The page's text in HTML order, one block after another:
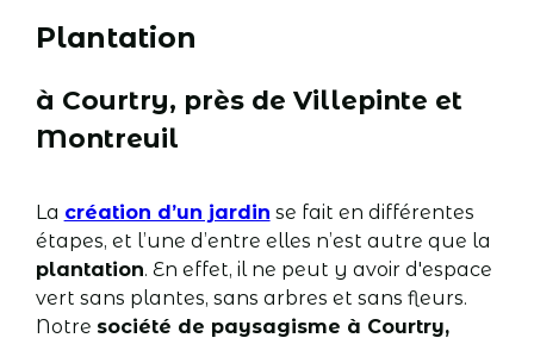
Plantation
à Courtry, près de Villepinte et
Montreuil
La création d’un jardin se fait en différentes
étapes, et l’une d’entre elles n’est autre que la
plantation. En effet, il ne peut y avoir d'espace
vert sans plantes, sans arbres et sans fleurs.
Notre société de paysagisme à Courtry,